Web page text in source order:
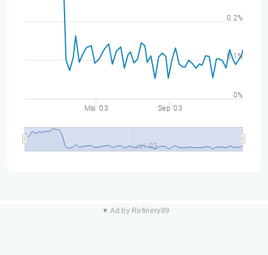
Mai '03 Sep '03
Jul '03
0%
0.1%
0.2%
▼ Ad by Refinery89